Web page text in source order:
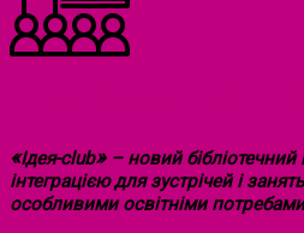
«Ідея-club»– новий
інтеграцією для зустрічей і
особливими освітніми потребами